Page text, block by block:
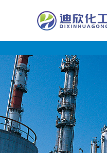
司
首
页
公